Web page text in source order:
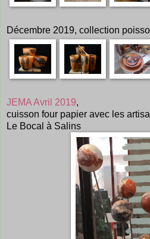
Décembre 2019, collection
JEMA Avril 2019,
cuisson four papier avec les
Le Bocal à Salins